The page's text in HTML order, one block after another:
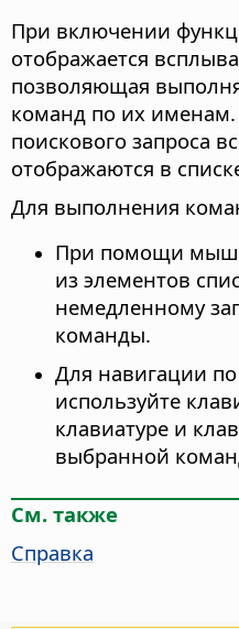
При включении
отображается
позволяющая
команд по их
поискового запроса
отображаются в
Для выполнения
При помощи
из элементов
немедленному
команды.
Для навигации
используйте
клавиатуре и
выбранной
См. также
Справка